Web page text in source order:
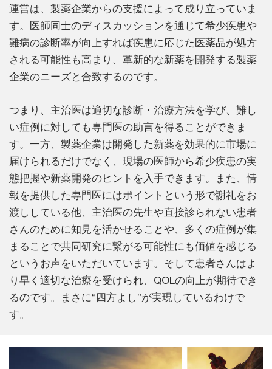
運営は、製薬企業からの支援によって成り立っていま
す。医師同士のディスカッションを通じて希少疾患や
難病の診断率が向上すれば疾患に応じた医薬品が処方
される可能性も高まり、革新的な新薬を開発する製薬
企業のニーズと合致するのです。
つまり、主治医は適切な診断・治療方法を学び、難し
い症例に対しても専門医の助言を得ることができま
す。一方、製薬企業は開発した新薬を効果的に市場に
届けられるだけでなく、現場の医師から希少疾患の実
態把握や新薬開発のヒントを入手できます。また、情
報を提供した専門医にはポイントという形で謝礼をお
渡ししている他、主治医の先生や直接診られない患者
さんのために知見を活かせることや、多くの症例が集
まることで共同研究に繋がる可能性にも価値を感じる
というお声をいただいています。そして患者さんはよ
り早く適切な治療を受けられ、QOLの向上が期待でき
るのです。まさに“四方よし”が実現しているわけで
す。